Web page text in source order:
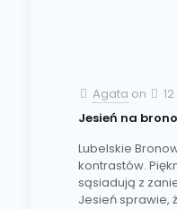
Agata on
Jesień na
Lubelskie
kontrastów.
sąsiadują z
Jesień sprawie,